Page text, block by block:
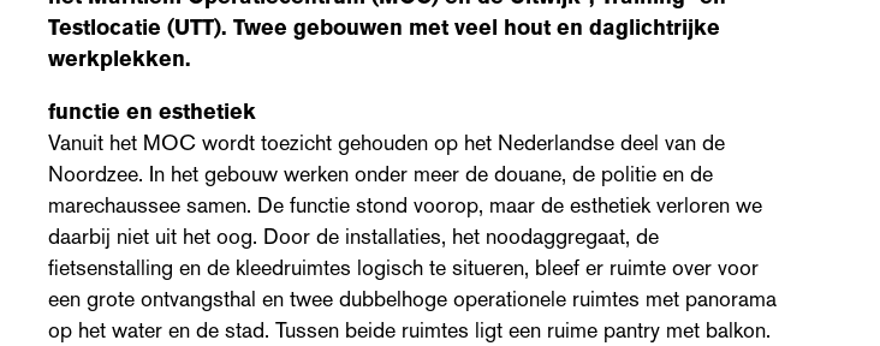
Testlocatie (UTT). Twee gebouwen met veel hout en daglichtrijke
werkplekken.
functie en esthetiek
Vanuit het MOC wordt toezicht gehouden op het Nederlandse deel van de
Noordzee. In het gebouw werken onder meer de douane, de politie en de
marechaussee samen. De functie stond voorop, maar de esthetiek verloren we
daarbij niet uit het oog. Door de installaties, het noodaggregaat, de
fietsenstalling en de kleedruimtes logisch te situeren, bleef er ruimte over voor
een grote ontvangsthal en twee dubbelhoge operationele ruimtes met panorama
op het water en de stad. Tussen beide ruimtes ligt een ruime pantry met balkon.